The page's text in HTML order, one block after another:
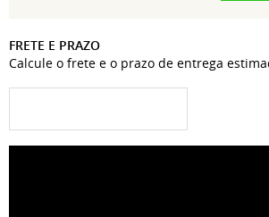
FRETE E PRAZO
Calcule o frete e o prazo de entrega